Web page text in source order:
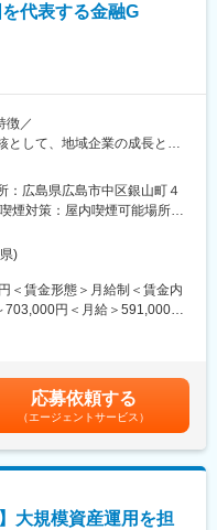
業戦略・戦術などのBizDev
有するプロ人材の経験・知見
ューションを提供できる点が
成約」をゴールにおくのでは
描いていた計画を達成でき
間、M&A案件によっては経験
、成長戦略を実現するため
した経営課題に対して、法人
組織戦略構築など、企業が抱
・経験も培うことができま
代表する金融G
徴／
として、地域企業の成長と変
がら本質的な価値創出を目指
期経営計画に基づき、M&A
び産業再編の推進を重要な戦
事業承継や成長投資のニー
雑かつ高度な案件への対応も
、実行・成果創出までリード
おり、本ポジションを募集し
び持続的成長を実現するこ
：広島県広島市中区銀山町４
煙対策：屋内喫煙可能場所あ
)
＜賃金形態＞月給制＜賃金内
円＜月給＞591,000円
あり、選考を通じて上下する
手当を含めた表記です。
応募依頼する
（エージェントサービス）
大規模資産運用を担